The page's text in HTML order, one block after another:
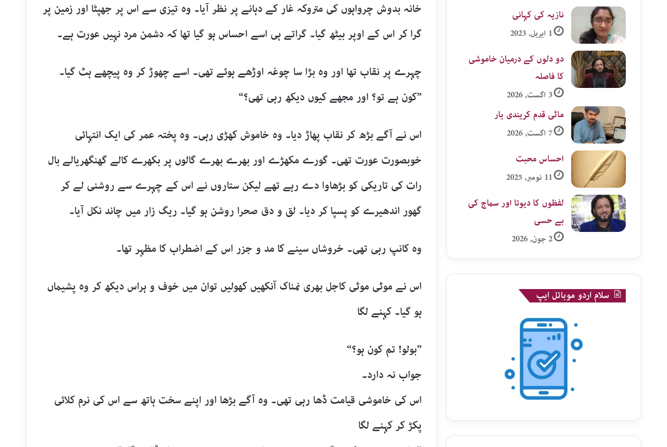
خانہ بدوش چرواہوں کی متروکہ غار کے دہانے پر نظر آیا۔ وہ تیزی سے اس پر جھپٹا اور زمین پر
گرا کر اس کے اوپر بیٹھ گیا۔ گراتے ہی اسے احساس ہو گیا تھا کہ دشمن مرد نہیں عورت ہے۔
چہرے پر نقاب تھا اور وہ بڑا سا چوغہ اوڑھے ہوئے تھی۔ اسے چھوڑ کر وہ پیچھے ہٹ گیا۔
”کون ہے تو؟ اور مجھے کیوں دیکھ رہی تھی؟“
اس نے آگے بڑھ کر نقاب پھاڑ دیا۔ وہ خاموش کھڑی رہی۔ وہ پختہ عمر کی ایک انتہائی
خوبصورت عورت تھی۔ گورے مکھڑے اور بھرے بھرے گالوں پر بکھرے کالے گھنگھریالے بال
رات کی تاریکی کو بڑھاوا دے رہے تھے لیکن ستاروں نے اس کے چہرے سے روشنی لے کر
گھور اندھیرے کو پسپا کر دیا۔ لق و دق صحرا روشن ہو گیا۔ ریگ زار میں چاند نکل آیا۔
وہ کانپ رہی تھی۔ خروشاں سینے کا مد و جزر اس کے اضطراب کا مظہر تھا۔
اس نے موٹی موٹی کاجل بھری نمناک آنکھیں کھولیں توان میں خوف و ہراس دیکھ کر وہ پشیماں
ہو گیا۔ کہنے لگا
”بولو! تم کون ہو؟“
جواب نہ دارد۔
اس کی خاموشی قیامت ڈھا رہی تھی۔ وہ آگے بڑھا اور اپنے سخت ہاتھ سے اس کی نرم کلائی
پکڑ کر کہنے لگا
نازیہ کی کہانی
1 اپریل, 2023
دو دلوں کے درمیان خاموشی
کا فاصلہ
3 اگست, 2026
ماٹی قدم کریندی یار
7 اگست, 2026
احساس محبت
11 نومبر, 2025
لفظوں کا دیوتا اور سماج کی
بے حسی
2 جون, 2026
سلام اردو موبائل ایپ